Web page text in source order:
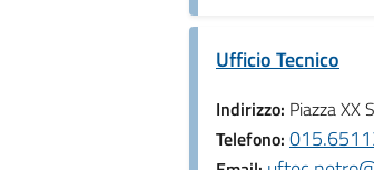
Ufficio Tecnico
Indirizzo: Piazza XX
Telefono: